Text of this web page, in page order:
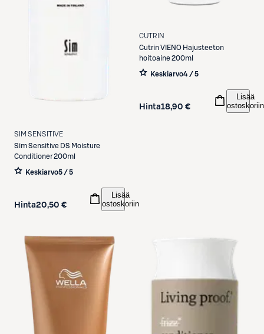
SIM SENSITIVE
Sim Sensitive DS Moisture
Conditioner 200ml
Keskiarvo5 / 5
Hinta20,50 €
Lisää
ostoskoriin
CUTRIN
CutrinVIENO Hajusteeton
hoitoaine 200ml
Keskiarvo4 / 5
Hinta18,90 €
Lisää
ostoskoriin